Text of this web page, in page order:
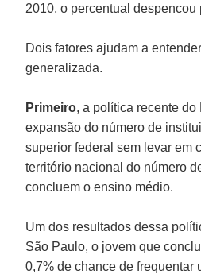
2010, o percentual despencou
Dois fatores ajudam a
generalizada.
Primeiro, a política recente
expansão do número de
superior federal sem levar em
território nacional do número
concluem o ensino médio.
Um dos resultados dessa
São Paulo, o jovem que
0,7% de chance de frequentar